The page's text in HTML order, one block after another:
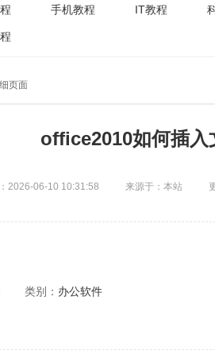
手机教程 IT教程
页面
office2010如何插入
2026-06-10 10:31:58 来源于：本站
类别： 办公软件